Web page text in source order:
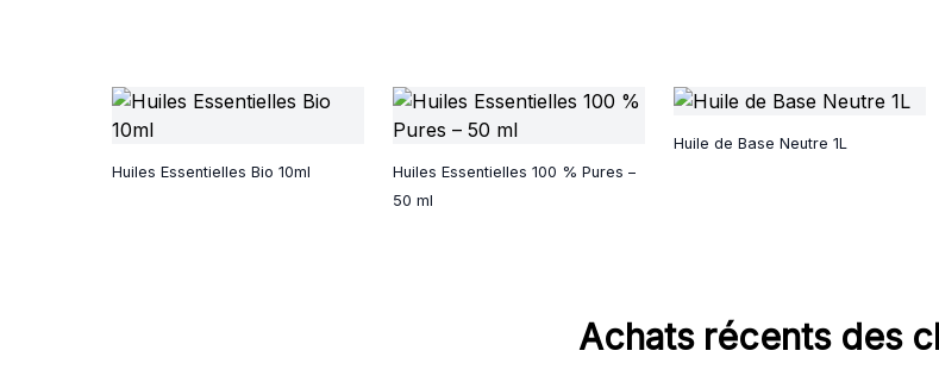
Huiles Essentielles Bio 10ml
Huiles Essentielles 100 % Pures –
50 ml
Huile de Base Neutre 1L
Achats récents des